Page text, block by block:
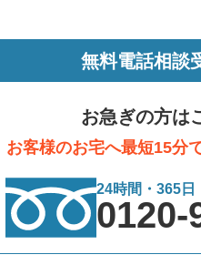
無料電話相談
お急ぎの方は
お客様のお宅へ最短15分
24時間・365日
0120-